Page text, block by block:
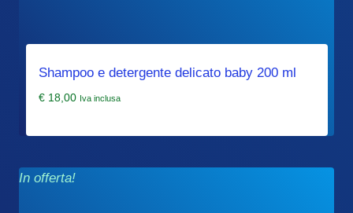
Shampoo e detergente delicato baby 200 ml
€18,00 Iva inclusa
In offerta!